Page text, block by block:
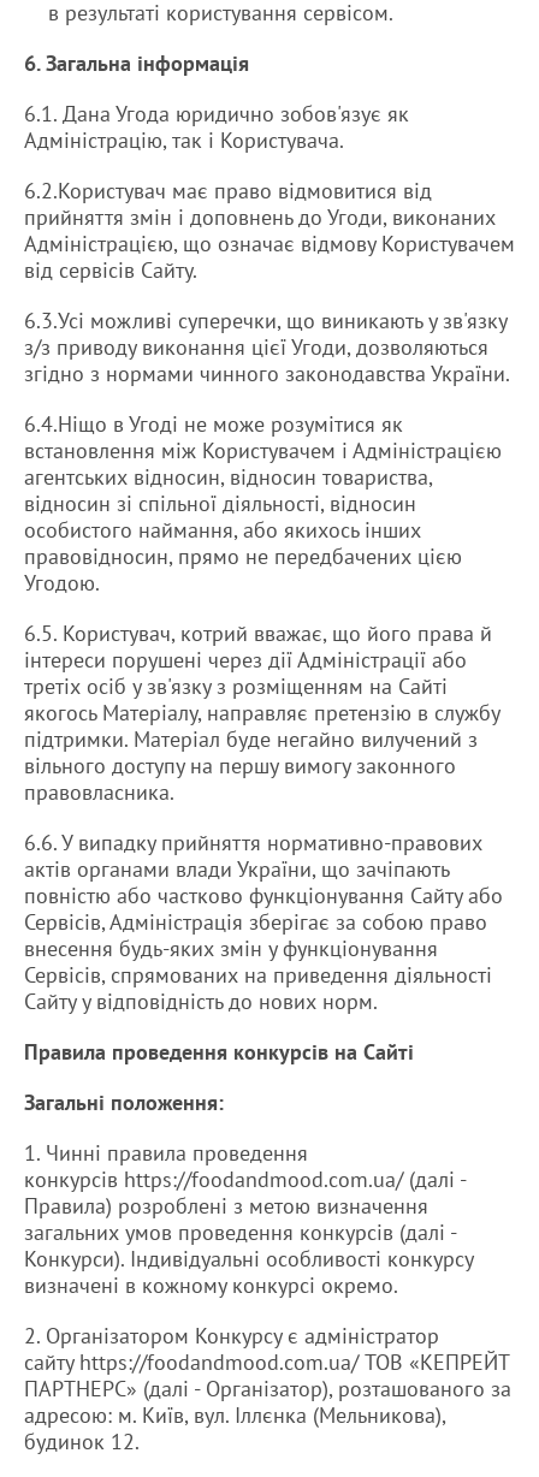
в результаті користування сервісом.
6. Загальна інформація
6.1. Дана Угода юридично зобов'язує як
Адміністрацію, так і Користувача.
6.2.Користувач має право відмовитися від
прийняття змін і доповнень до Угоди, виконаних
Адміністрацією, що означає відмову Користувачем
від сервісів Сайту.
6.3.Усі можливі суперечки, що виникають у зв'язку
з/з приводу виконання цієї Угоди, дозволяються
згідно з нормами чинного законодавства України.
6.4.Ніщо в Угоді не може розумітися як
встановлення між Користувачем і Адміністрацією
агентських відносин, відносин товариства,
відносин зі спільної діяльності, відносин
особистого наймання, або якихось інших
правовідносин, прямо не передбачених цією
Угодою.
6.5. Користувач, котрий вважає, що його права й
інтереси порушені через дії Адміністрації або
третіх осіб у зв'язку з розміщенням на Сайті
якогось Матеріалу, направляє претензію в службу
підтримки. Матеріал буде негайно вилучений з
вільного доступу на першу вимогу законного
правовласника.
6.6. У випадку прийняття нормативно-правових
актів органами влади України, що зачіпають
повністю або частково функціонування Сайту або
Сервісів, Адміністрація зберігає за собою право
внесення будь-яких змін у функціонування
Сервісів, спрямованих на приведення діяльності
Сайту у відповідність до нових норм.
Правила проведення конкурсів на Сайті
Загальні положення:
1. Чинні правила проведення
конкурсів https://foodandmood.com.ua/ (далі -
Правила) розроблені з метою визначення
загальних умов проведення конкурсів (далі -
Конкурси). Індивідуальні особливості конкурсу
визначені в кожному конкурсі окремо.
2. Організатором Конкурсу є адміністратор
сайту https://foodandmood.com.ua/ ТОВ «КЕПРЕЙТ
ПАРТНЕРС» (далі - Організатор), розташованого за
адресою: м. Київ, вул. Іллєнка (Мельникова),
будинок 12.